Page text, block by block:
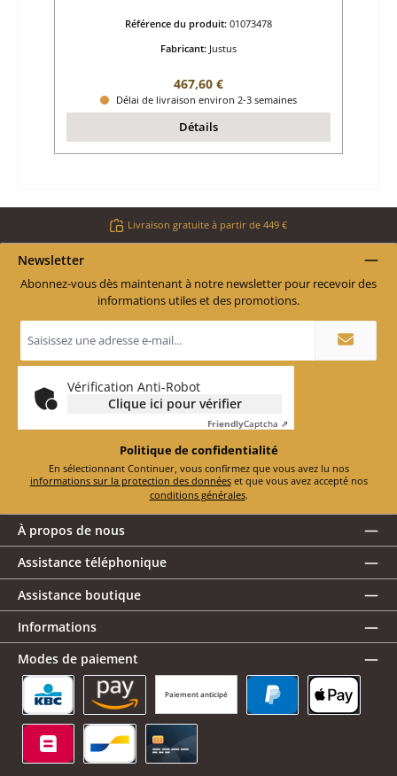
Référence du produit: 01073478
Fabricant: Justus
Prix régulier :
467,60 €
Délai de livraison environ 2-3 semaines
Détails
Livraison gratuite à partir de 449 €
Newsletter
Abonnez-vous dès maintenant à notre newsletter pour recevoir des
informations utiles et des promotions.
Adresse
e-
*
Vérification Anti-Robot
Clique ici pour vérifier
FriendlyCaptcha ⇗
Politique de confidentialité
En sélectionnant Continuer, vous confirmez que vous avez lu nos
informations sur la protection des données
et que vous avez accepté nos
conditions générales.
À propos de nous
Assistance téléphonique
Assistance boutique
Informations
Modes de paiement
Paiement anticipé
KBC/CBC Payment Button
Amazon Pay